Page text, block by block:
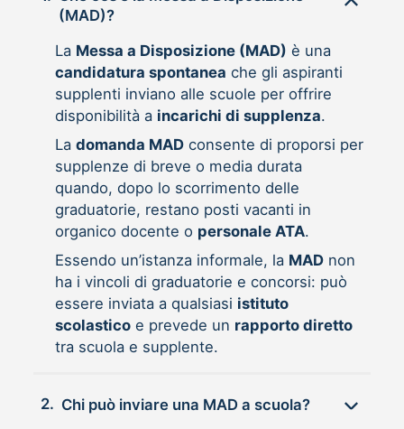
(MAD)?
La Messa a Disposizione (MAD) è una
candidatura spontanea che gli aspiranti
supplenti inviano alle scuole per offrire
disponibilità a incarichi di supplenza.
La domanda MADconsente di proporsi per
supplenze di breve o media durata
quando, dopo lo scorrimento delle
graduatorie, restano posti vacanti in
organico docente o personale ATA.
Essendo un’istanza informale, la MADnon
ha i vincoli di graduatorie e concorsi: può
essere inviata a qualsiasi istituto
scolasticoe prevede un rapporto diretto
tra scuola e supplente.
2. Chi può inviare una MAD a scuola?